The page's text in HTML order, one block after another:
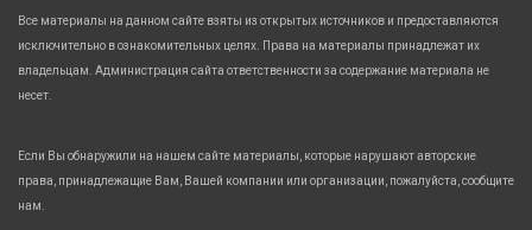
Все материалы на данном сайте взяты из открытых источников и предоставляются
исключительно в ознакомительных целях. Права на материалы принадлежат их
владельцам. Администрация сайта ответственности за содержание материала не
несет.
Если Вы обнаружили на нашем сайте материалы, которые нарушают авторские
права, принадлежащие Вам, Вашей компании или организации, пожалуйста, сообщите
нам.